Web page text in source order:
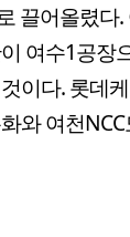
끌어올렸다
여수1공장
이다. 롯데
와 여천